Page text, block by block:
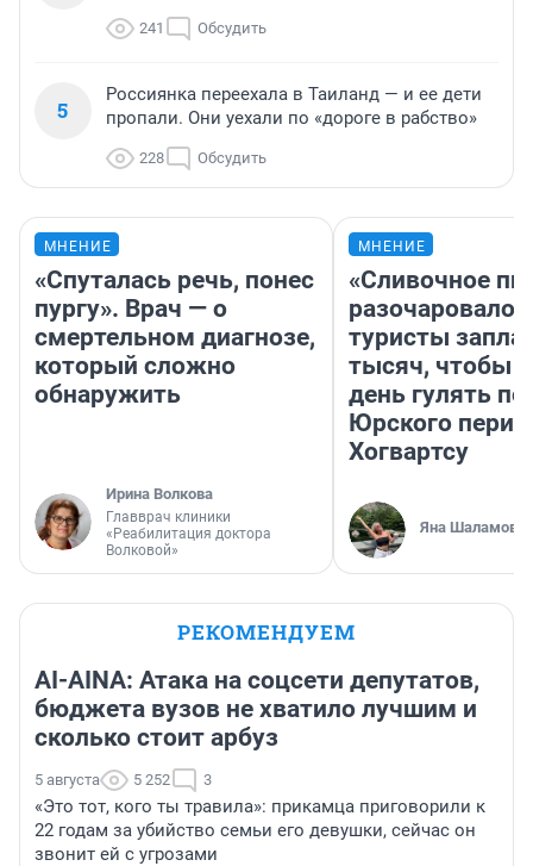
241 Обсудить
5
Россиянка переехала в Таиланд — и ее дети
пропали. Они уехали по «дороге в рабство»
228 Обсудить
МНЕНИЕ
«Спуталась речь, понес
пургу». Врач — о
смертельном диагнозе,
который сложно
обнаружить
Ирина Волкова
Главврач клиники
«Реабилитация доктора
Волковой»
МНЕНИЕ
«Сливочное
разочаровало»:
туристы
тысяч, чтобы
день гулять по
Юрского
Хогвартсу
Яна Шаламова
РЕКОМЕНДУЕМ
AI-AINA: Атака на соцсети депутатов,
бюджета вузов не хватило лучшим и
сколько стоит арбуз
5 августа 5 252 3
«Это тот, кого ты травила»: прикамца приговорили к
22 годам за убийство семьи его девушки, сейчас он
звонит ей с угрозами